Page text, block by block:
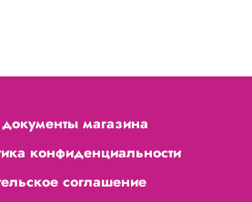
магазина
конфиденциальности
соглашение